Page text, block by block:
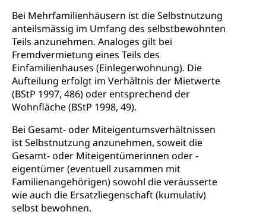
Bei Mehrfamilienhäusern ist die Selbstnutzung
anteilsmässig im Umfang des selbstbewohnten
Teils anzunehmen. Analoges gilt bei
Fremdvermietung eines Teils des
Einfamilienhauses (Einlegerwohnung). Die
Aufteilung erfolgt im Verhältnis der Mietwerte
(BStP 1997, 486) oder entsprechend der
Wohnfläche (BStP 1998, 49).
Bei Gesamt- oder Miteigentumsverhältnissen
ist Selbstnutzung anzunehmen, soweit die
Gesamt- oder Miteigentümerinnen oder -
eigentümer (eventuell zusammen mit
Familienangehörigen) sowohl die veräusserte
wie auch die Ersatzliegenschaft (kumulativ)
selbst bewohnen.